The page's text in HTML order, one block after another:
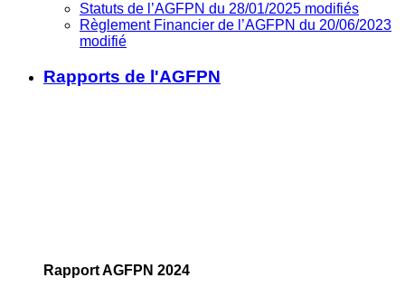
Statuts de l’AGFPN du 28/01/2025 modifiés
Règlement Financier de l’AGFPN du 20/06/2023
modifié
Rapports de l'AGFPN
Rapport AGFPN 2024